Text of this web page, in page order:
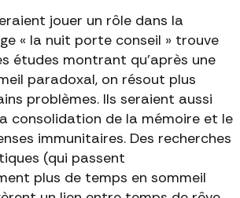
jouer un rôle dans la
« la nuit porte conseil » trouve
études montrant qu'après une
paradoxal, on résout plus
problèmes. Ils seraient aussi
consolidation de la mémoire et le
immunitaires. Des recherches
(qui passent
plus de temps en sommeil